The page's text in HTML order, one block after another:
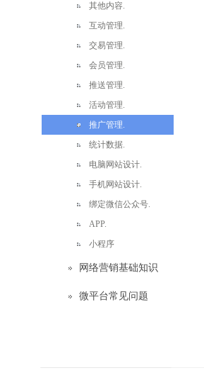
其他内容.
互动管理.
交易管理.
会员管理.
推送管理.
活动管理.
推广管理.
统计数据.
电脑网站设计.
手机网站设计.
绑定微信公众号.
APP.
小程序
网络营销基础知识
微平台常见问题